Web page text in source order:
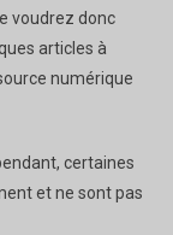
voudrez donc
articles à
numérique
certaines
et ne sont pas